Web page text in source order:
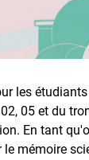
les
05 et du
En tant
mémoire